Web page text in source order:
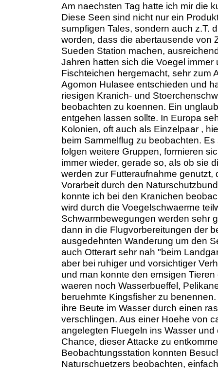
Am naechsten Tag hatte ich mir die
Diese Seen sind nicht nur ein
sumpfigen Tales, sondern auch z.T.
worden, dass die abertausende von
Sueden Station machen,
Jahren hatten sich die Voegel
Fischteichen hergemacht, sehr zum
Agomon Hulasee entschieden und
riesigen Kranich- und
beobachten zu koennen. Ein
entgehen lassen sollte. In Europa
Kolonien, oft auch als Einzelpaar ,
beim Sammelflug zu beobachten.
folgen weitere Gruppen, formieren
immer wieder, gerade so, als ob sie
werden zur Futteraufnahme
Vorarbeit durch den
konnte ich bei den Kranichen
wird durch die Voegelschwaerme
Schwarmbewegungen werden sehr
dann in die Flugvorbereitungen der
ausgedehnten Wanderung um den
auch Otterart sehr nah "beim
aber bei ruhiger und vorsichtiger
und man konnte den emsigen
waeren noch Wasserbueffel,
beruehmte Kingsfisher zu
ihre Beute im Wasser durch einen
verschlingen. Aus einer Hoehe von
angelegten Fluegeln ins Wasser
Chance, dieser Attacke zu
Beobachtungsstation konnten
Naturschuetzers beobachten,